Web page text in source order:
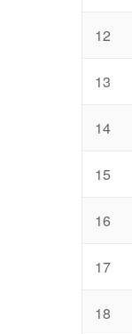
12
13
14
15
16
17
18